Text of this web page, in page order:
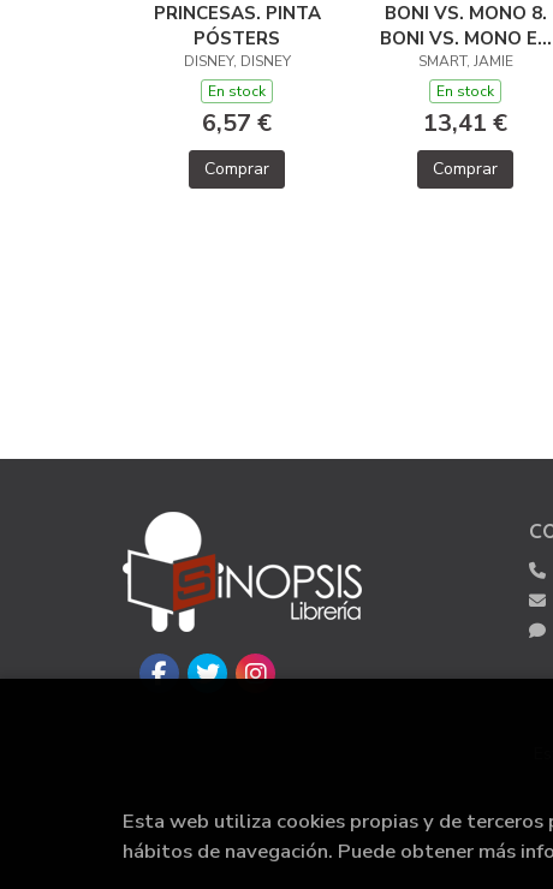
PRINCESAS. PINTA
PÓSTERS
DISNEY, DISNEY
En stock
6,57 €
Comprar
BONI VS. MONO 8.
BONI VS. MONO EN
PUERCO Y ALMA
SMART, JAMIE
En stock
13,41 €
Comprar
Esta web utiliza cookies propias y de
hábitos de navegación. Puede obtener más